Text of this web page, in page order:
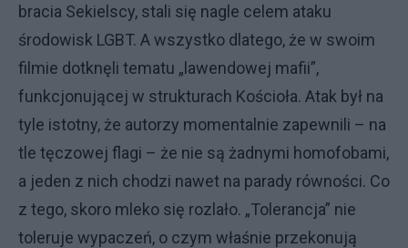
bracia Sekielscy, stali się nagle celem ataku
środowisk LGBT. A wszystko dlatego, że w swoim
filmie dotknęli tematu „lawendowej mafii”,
funkcjonującej w strukturach Kościoła. Atak był na
tyle istotny, że autorzy momentalnie zapewnili – na
tle tęczowej flagi – że nie są żadnymi homofobami,
a jeden z nich chodzi nawet na parady równości. Co
z tego, skoro mleko się rozlało. „Tolerancja” nie
toleruje wypaczeń, o czym właśnie przekonują